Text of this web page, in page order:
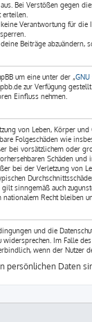
Bei Verstößen gegen
Verantwortung für
Beiträge
um eine unter der „GNU
zur Verfügung
Einfluss nehmen.
von Leben, Körper
Folgeschäden wie
bei vorsätzlichem oder
Schäden
bei der Verletzung von
sinngemäß auch
Recht bleiben
und die
widersprechen. Im Falle
wenn der Nutzer
persönlichen Daten